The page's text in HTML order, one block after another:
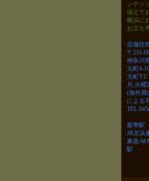
ンディ
揃えて
横浜に
お立ち
店舗住
〒231-
神奈川
元町4-
元町YU
月,火曜
(海外買
による
TEL
最寄駅
JR京浜
東急/Ｍ
駅